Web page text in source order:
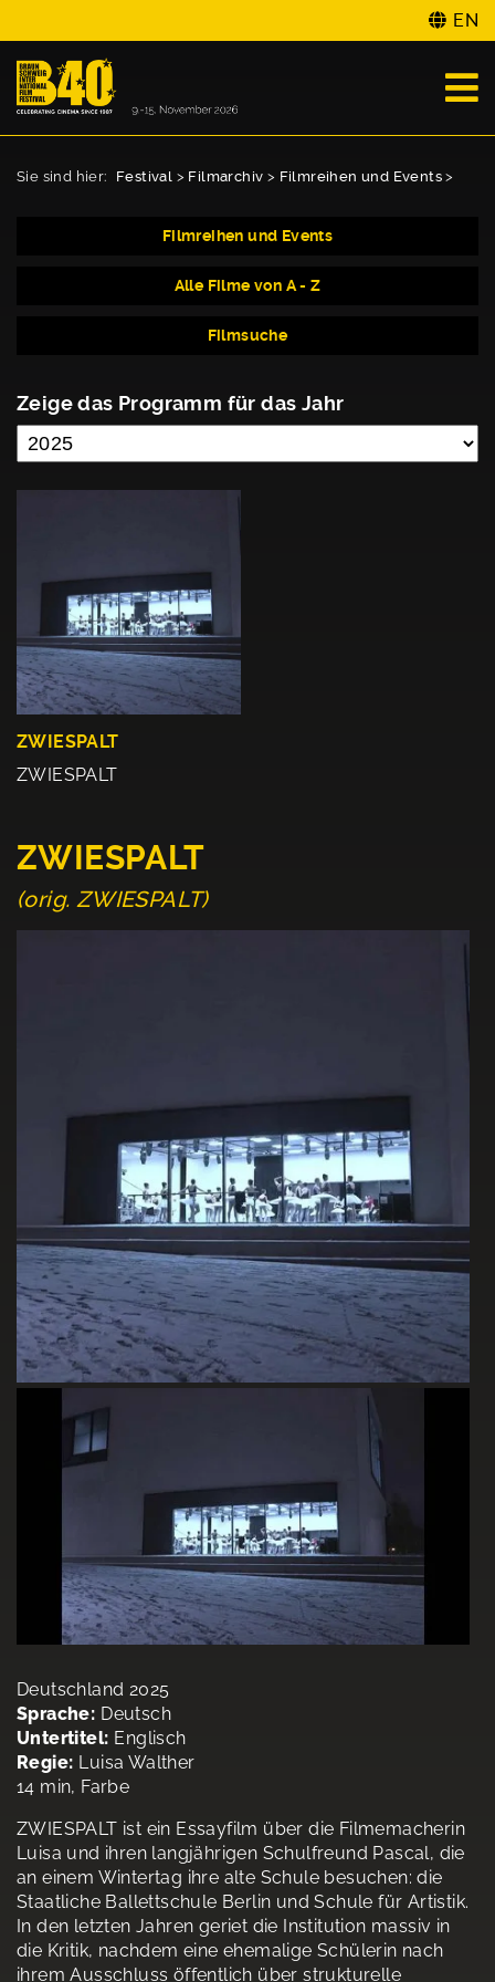
EN
Sie sind hier: Festival > Filmarchiv > Filmreihen und Events >
Filmreihen und Events
Alle Filme von A - Z
Filmsuche
Zeige das Programm für das Jahr
ZWIESPALT
ZWIESPALT
ZWIESPALT
(orig. ZWIESPALT)
Deutschland 2025
Sprache: Deutsch
Untertitel: Englisch
Regie: Luisa Walther
14 min, Farbe
ZWIESPALT ist ein Essayfilm über die Filmemacherin
Luisa und ihren langjährigen Schulfreund Pascal, die
an einem Wintertag ihre alte Schule besuchen: die
Staatliche Ballettschule Berlin und Schule für Artistik.
In den letzten Jahren geriet die Institution massiv in
die Kritik, nachdem eine ehemalige Schülerin nach
ihrem Ausschluss öffentlich über strukturelle